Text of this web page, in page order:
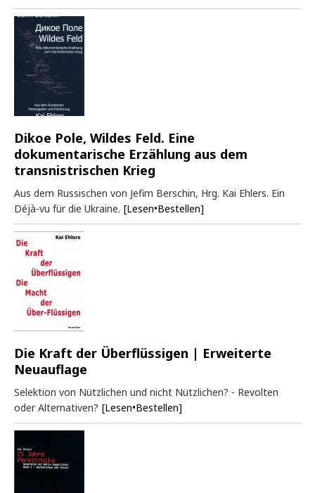
Dikoe Pole, Wildes Feld. Eine
dokumentarische Erzählung aus dem
transnistrischen Krieg
Aus dem Russischen von Jefim Berschin, Hrg. Kai Ehlers. Ein
Déjà-vu für die Ukraine. [Lesen•Bestellen]
Die Kraft der Überflüssigen | Erweiterte
Neuauflage
Selektion von Nützlichen und nicht Nützlichen? - Revolten
oder Alternativen? [Lesen•Bestellen]